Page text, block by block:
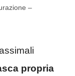
–
propria